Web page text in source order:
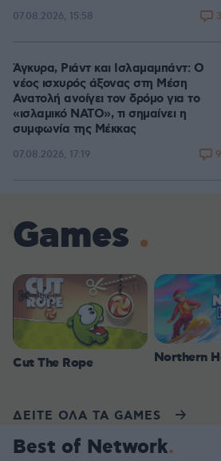
07.08.2026, 15:58
Άγκυρα, Ριάντ και Ισλαμαμπάντ: Ο
νέος ισχυρός άξονας στη Μέση
Ανατολή ανοίγει τον δρόμο για το
«ισλαμικό ΝΑΤΟ», τι σημαίνει η
συμφωνία της Μέκκας
07.08.2026, 17:19
Games
Cut The Rope Northern
ΔΕΙΤΕ ΟΛΑ ΤΑ GAMES
Best of Network